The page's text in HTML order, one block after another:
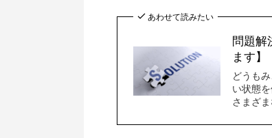
あわせて読みたい
問題解
ます】
どうも
い状態
さまざ